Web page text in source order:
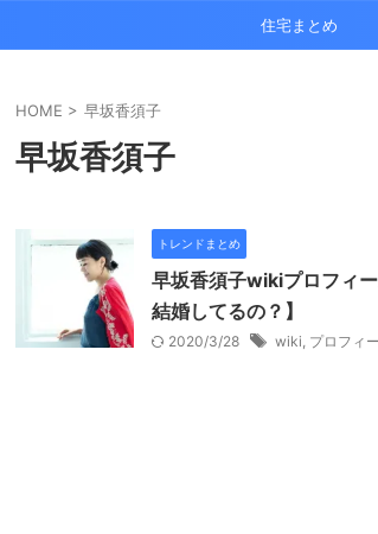
住宅まとめ
HOME > 早坂香須子
早坂香須子
トレンドまとめ
早坂香須子wikiプロフィ
結婚してるの？】
2020/3/28 wiki, プロフィ